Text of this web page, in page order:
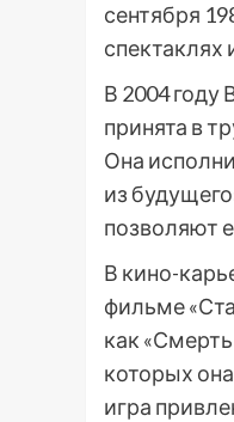
сентября
спектаклях
В 2004
принята в
Она
из
позволяют
В кино-
фильме
как
которых
игра